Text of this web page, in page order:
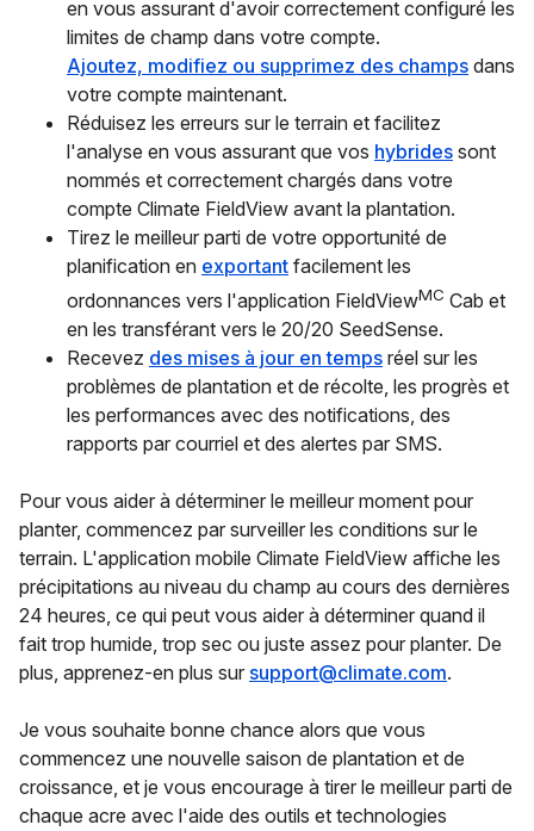
en vous assurant d'avoir correctement configuré les
limites de champ dans votre compte.
Ajoutez, modifiez ou supprimez des champs dans
votre compte maintenant.
Réduisez les erreurs sur le terrain et facilitez
l'analyse en vous assurant que vos hybrides sont
nommés et correctement chargés dans votre
compte Climate FieldView avant la plantation.
Tirez le meilleur parti de votre opportunité de
planification en exportant facilement les
ordonnances vers l'application FieldViewMC Cab et
en les transférant vers le 20/20 SeedSense.
Recevez des mises à jour en temps réel sur les
problèmes de plantation et de récolte, les progrès et
les performances avec des notifications, des
rapports par courriel et des alertes par SMS.
Pour vous aider à déterminer le meilleur moment pour
planter, commencez par surveiller les conditions sur le
terrain. L'application mobile Climate FieldView affiche les
précipitations au niveau du champ au cours des dernières
24 heures, ce qui peut vous aider à déterminer quand il
fait trop humide, trop sec ou juste assez pour planter. De
plus, apprenez-en plus sur support@climate.com.
Je vous souhaite bonne chance alors que vous
commencez une nouvelle saison de plantation et de
croissance, et je vous encourage à tirer le meilleur parti de
chaque acre avec l'aide des outils et technologies